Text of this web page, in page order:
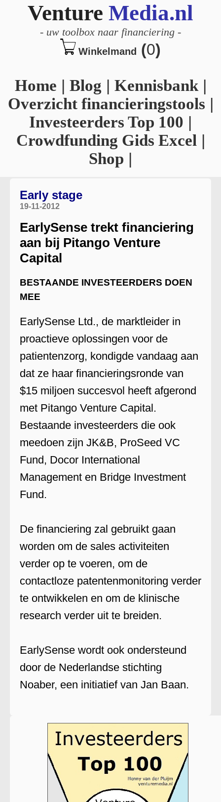
Venture Media.nl
- uw toolbox naar financiering -
Winkelmand (0)
Home | Blog | Kennisbank|
Overzicht financieringstools |
Investeerders Top 100 |
Crowdfunding Gids Excel |
Shop |
Early stage
19-11-2012
EarlySense trekt financiering
aan bij Pitango Venture
Capital
BESTAANDE INVESTEERDERS DOEN
MEE
EarlySense Ltd., de marktleider in
proactieve oplossingen voor de
patientenzorg, kondigde vandaag aan
dat ze haar financieringsronde van
$15 miljoen succesvol heeft afgerond
met Pitango Venture Capital.
Bestaande investeerders die ook
meedoen zijn JK&B, ProSeed VC
Fund, Docor International
Management en Bridge Investment
Fund.
De financiering zal gebruikt gaan
worden om de sales activiteiten
verder op te voeren, om de
contactloze patentenmonitoring verder
te ontwikkelen en om de klinische
research verder uit te breiden.
EarlySense wordt ook ondersteund
door de Nederlandse stichting
Noaber, een initiatief van Jan Baan.